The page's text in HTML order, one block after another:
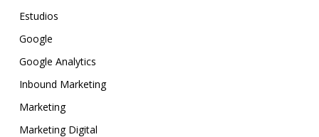
Estudios
Google
Google Analytics
Inbound Marketing
Marketing
Marketing Digital